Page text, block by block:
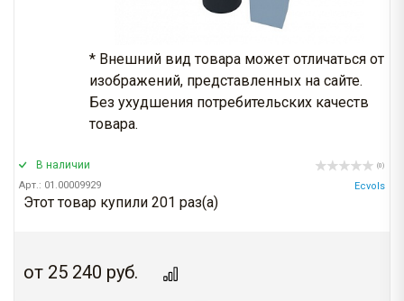
* Внешний вид товара может отличаться от
изображений, представленных на сайте.
Без ухудшения потребительских качеств
товара.
В наличии
Арт.: 01.00009929
(0)
Ecvols
Этот товар купили 201 раз(a)
от 25 240 руб.